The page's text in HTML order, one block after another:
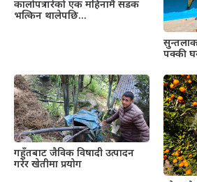
कालोपत्र गरेको एक महिनामै सडक
भत्किन थालेपछि…
पक्की
गहुँतबाट जैविक विषादी उत्पादन
गरेर खेतीमा प्रयोग